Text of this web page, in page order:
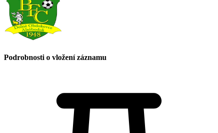
Podrobnosti o vložení záznamu